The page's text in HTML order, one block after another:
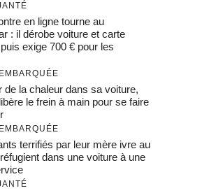
en ligne tourne au
: il dérobe voiture et carte
exige 700 € pour les
de la chaleur dans sa voiture,
le frein à main pour se faire
terrifiés par leur mère ivre au
dans une voiture à une